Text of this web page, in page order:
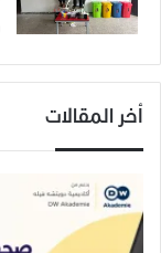
أخر المقالات